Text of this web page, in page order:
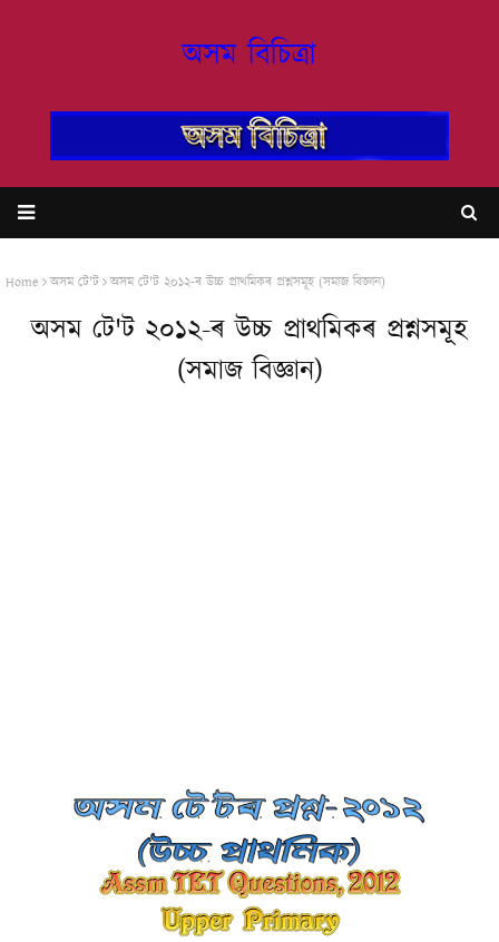
অসম বিচিত্ৰা
Home অসম টে‍'ট অসম টে‍'ট ২০১২-ৰ উচ্চ প্ৰাথমিকৰ প্ৰশ্নসমূহ (সমাজ বিজ্ঞান)
অসম টে‍'ট ২০১২-ৰ উচ্চ প্ৰাথমিকৰ প্ৰশ্নসমূহ
(সমাজ বিজ্ঞান)